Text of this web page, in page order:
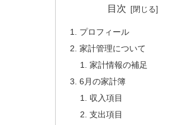
目次
プロフィール
家計管理について
家計情報の補足
6月の家計簿
収入項目
支出項目